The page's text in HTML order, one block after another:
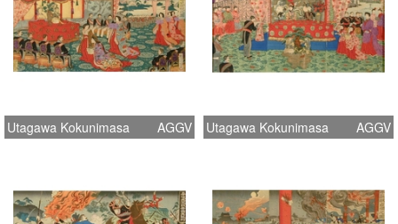
Utagawa Kokunimasa AGGV Utagawa Kokunimasa AGGV